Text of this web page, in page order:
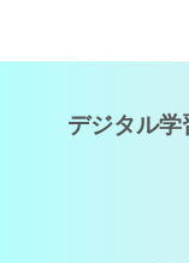
デジタル学